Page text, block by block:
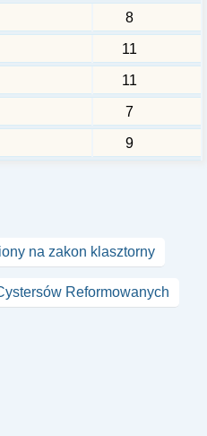
8
11
11
7
9
na zakon klasztorny
Reformowanych